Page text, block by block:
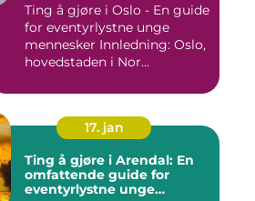
Ting å gjøre i Oslo - En guide
for eventyrlystne unge
mennesker Innledning: Oslo,
hovedstaden i Nor...
17. jan
Ting å gjøre i Arendal: En
omfattende guide for
eventyrlystne unge